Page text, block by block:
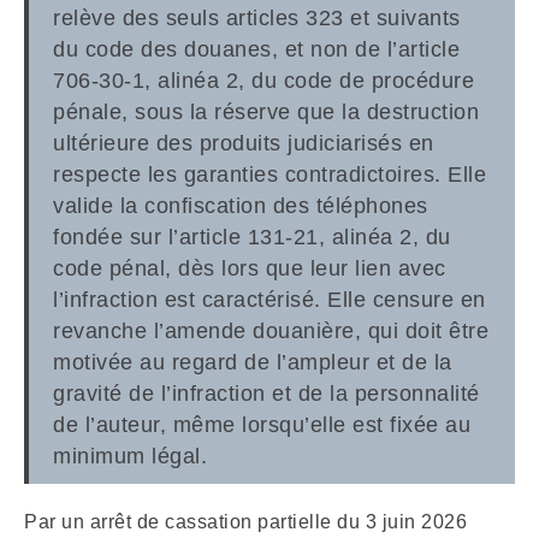
relève des seuls articles 323 et suivants
du code des douanes, et non de l’article
706-30-1, alinéa 2, du code de procédure
pénale, sous la réserve que la destruction
ultérieure des produits judiciarisés en
respecte les garanties contradictoires. Elle
valide la confiscation des téléphones
fondée sur l’article 131-21, alinéa 2, du
code pénal, dès lors que leur lien avec
l’infraction est caractérisé. Elle censure en
revanche l’amende douanière, qui doit être
motivée au regard de l’ampleur et de la
gravité de l’infraction et de la personnalité
de l’auteur, même lorsqu’elle est fixée au
minimum légal.
Par un arrêt de cassation partielle du 3 juin 2026